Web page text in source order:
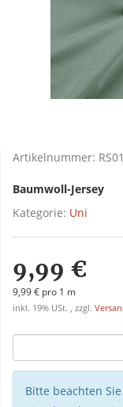
Artikelnummer:
Baumwoll-Jersey
Kategorie: Uni
9,99 €
9,99 € pro 1 m
inkl. 19% USt. , zzgl.
Bitte beachten